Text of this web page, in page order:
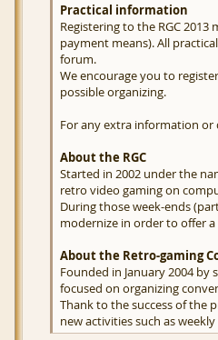
Practical information
Registering to the RGC
payment means). All
forum.
We encourage you to
possible organizing.
For any extra information or
About the RGC
Started in 2002 under the
retro video gaming on
During those week-ends
modernize in order to offer
About the Retro-gaming
Founded in January 2004
focused on organizing
Thank to the success of the
new activities such as